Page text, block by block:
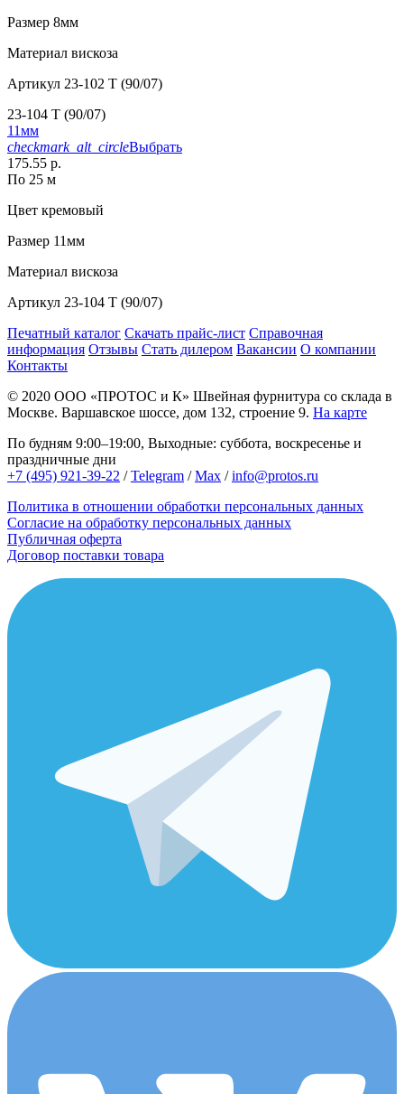
Размер 8мм
Материал вискоза
Артикул 23-102 T (90/07)
23-104 T (90/07)
11мм
checkmark_alt_circleВыбрать
175.55 р.
По 25 м
Цвет кремовый
Размер 11мм
Материал вискоза
Артикул 23-104 T (90/07)
Печатный каталог Скачать прайс-лист Справочная
информация Отзывы Стать дилером Вакансии О компании
Контакты
© 2020 ООО «ПРОТОС и К» Швейная фурнитура со склада в
Москве. Варшавское шоссе, дом 132, строение 9. На карте
По будням 9:00–19:00, Выходные: суббота, воскресенье и
праздничные дни
+7 (495) 921-39-22 /Telegram /Max /info@protos.ru
Политика в отношении обработки персональных данных
Согласие на обработку персональных данных
Публичная оферта
Договор поставки товара